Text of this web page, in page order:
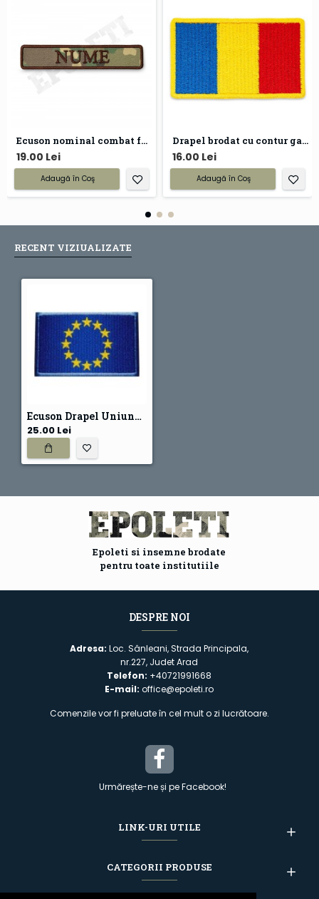
Ecuson nominal combat forte terestre
19.00 Lei
Adaugă în Coş
Drapel brodat cu contur galben
16.00 Lei
Adaugă în Coş
RECENT VIZIUALIZATE
Ecuson Drapel Uniunea Europeana (UE)
25.00 Lei
Epoleti si insemne brodate
pentru toate institutiile
DESPRE NOI
Adresa:Loc. Sânleani, Strada Principala,
nr.227, Judet Arad
Telefon: +40721991668
E-mail: office@epoleti.ro
Comenzile vor fi preluate în cel mult o zi lucrătoare.
Urmărește-ne și pe Facebook!
LINK-URI UTILE
CATEGORII PRODUSE